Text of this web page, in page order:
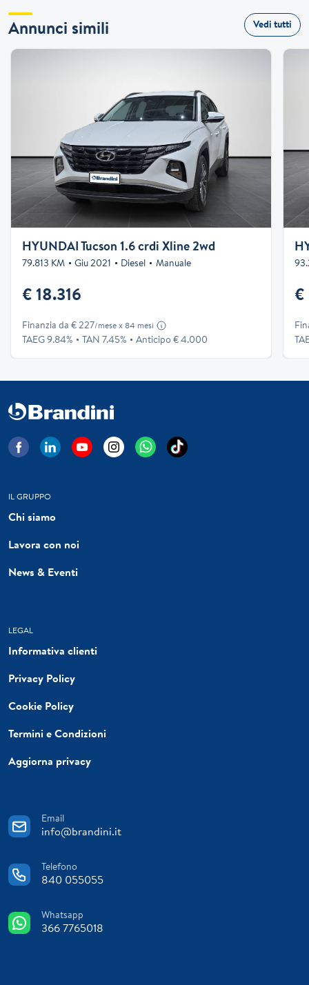
Annunci simili Vedi tutti
HYUNDAI Tucson 1.6 crdi Xline 2wd
79.813 KM Giu 2021 Diesel Manuale
€ 18.316
Finanzia da € 227/mese x 84 mesi
TAEG 9.84% TAN 7.45% Anticipo € 4.000
€
IL GRUPPO
Chi siamo
Lavora con noi
News & Eventi
LEGAL
Informativa clienti
Privacy Policy
Cookie Policy
Termini e Condizioni
Aggiorna privacy
Email
info@brandini.it
Telefono
840 055055
Whatsapp
366 7765018